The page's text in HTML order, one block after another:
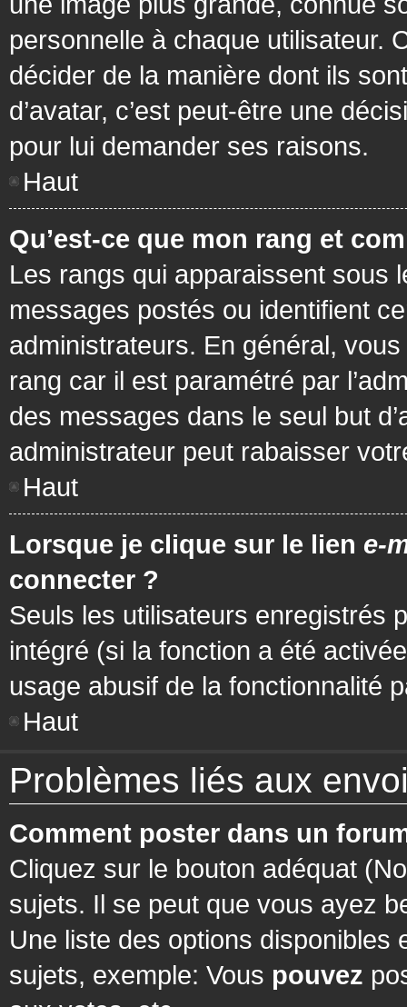
personnelle à chaque utilisateur.
décider de la manière dont ils
d’avatar, c’est peut-être une
pour lui demander ses raisons.
Haut
Qu’est-ce que mon rang et
Les rangs qui apparaissent sous
messages postés ou identifient
administrateurs. En général,
rang car il est paramétré par
des messages dans le seul but
administrateur peut rabaisser
Haut
Lorsque je clique sur le lien e-
connecter ?
Seuls les utilisateurs enregistrés
intégré (si la fonction a été
usage abusif de la fonctionnalité
Haut
Problèmes liés aux
Comment poster dans un
Cliquez sur le bouton adéquat
sujets. Il se peut que vous ayez
Une liste des options
sujets, exemple: Vous pouvez